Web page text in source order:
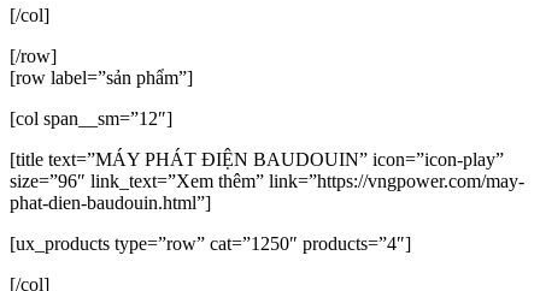
[/col]
[/row]
[row label=”sản phẩm”]
[col span__sm=”12″]
[title text=”MÁY PHÁT ĐIỆN BAUDOUIN” icon=”icon-play”
size=”96″ link_text=”Xem thêm” link=”https://vngpower.com/may-
phat-dien-baudouin.html”]
[ux_products type=”row” cat=”1250″ products=”4″]
[/col]